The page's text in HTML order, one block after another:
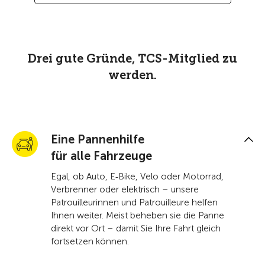
Drei gute Gründe, TCS-Mitglied zu
werden.
Eine Pannenhilfe
für alle Fahrzeuge
Egal, ob Auto, E‑Bike, Velo oder Motorrad,
Verbrenner oder elektrisch – unsere
Patrouilleurinnen und Patrouilleure helfen
Ihnen weiter. Meist beheben sie die Panne
direkt vor Ort – damit Sie Ihre Fahrt gleich
fortsetzen können.